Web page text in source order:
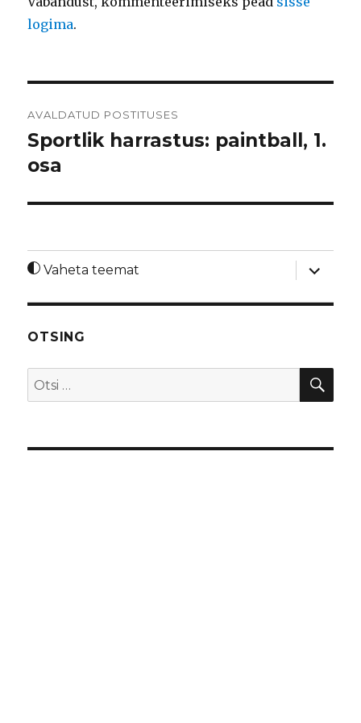
logima.
AVALDATUD POSTITUSES
Sportlik harrastus: paintball, 1.
osa
Vaheta teemat
laienda
OTSING
Otsi: